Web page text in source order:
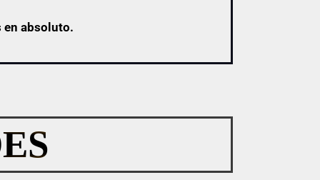
en absoluto.